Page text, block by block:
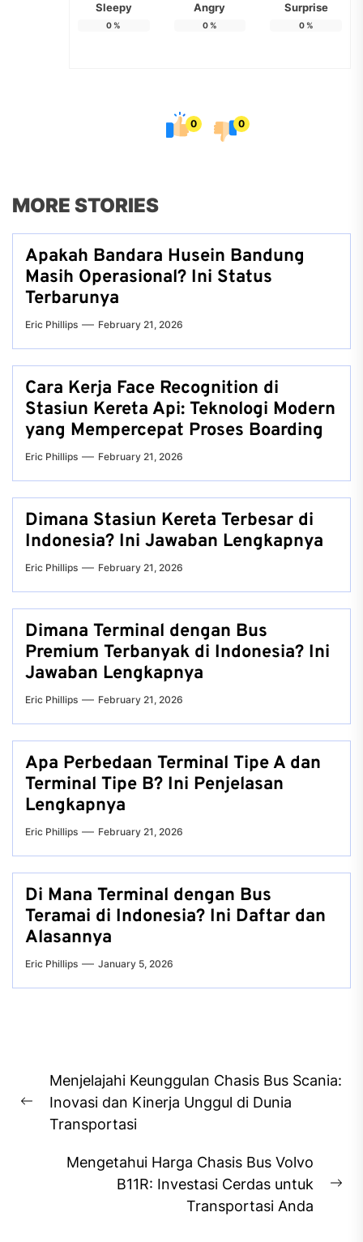
Sleepy
0%
Angry
0%
Surprise
0%
0 0
MORE STORIES
Apakah Bandara Husein Bandung
Masih Operasional? Ini Status
Terbarunya
Eric Phillips February 21, 2026
Cara Kerja Face Recognition di
Stasiun Kereta Api: Teknologi Modern
yang Mempercepat Proses Boarding
Eric Phillips February 21, 2026
Dimana Stasiun Kereta Terbesar di
Indonesia? Ini Jawaban Lengkapnya
Eric Phillips February 21, 2026
Dimana Terminal dengan Bus
Premium Terbanyak di Indonesia? Ini
Jawaban Lengkapnya
Eric Phillips February 21, 2026
Apa Perbedaan Terminal Tipe A dan
Terminal Tipe B? Ini Penjelasan
Lengkapnya
Eric Phillips February 21, 2026
Di Mana Terminal dengan Bus
Teramai di Indonesia? Ini Daftar dan
Alasannya
Eric Phillips January 5, 2026
navigation
Previous
post:
Menjelajahi Keunggulan Chasis Bus Scania:
Inovasi dan Kinerja Unggul di Dunia
Transportasi
Mengetahui Harga Chasis Bus Volvo
B11R: Investasi Cerdas untuk
Transportasi Anda